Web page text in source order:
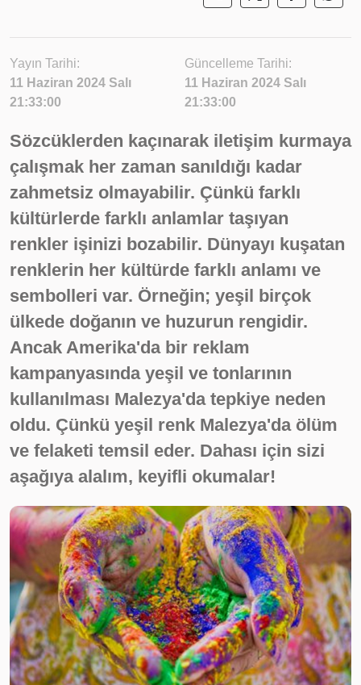
Yayın Tarihi:
11 Haziran 2024 Salı
21:33:00
Güncelleme Tarihi:
11 Haziran 2024 Salı
21:33:00
Sözcüklerden kaçınarak iletişim kurmaya
çalışmak her zaman sanıldığı kadar
zahmetsiz olmayabilir. Çünkü farklı
kültürlerde farklı anlamlar taşıyan
renkler işinizi bozabilir. Dünyayı kuşatan
renklerin her kültürde farklı anlamı ve
sembolleri var. Örneğin; yeşil birçok
ülkede doğanın ve huzurun rengidir.
Ancak Amerika'da bir reklam
kampanyasında yeşil ve tonlarının
kullanılması Malezya'da tepkiye neden
oldu. Çünkü yeşil renk Malezya'da ölüm
ve felaketi temsil eder. Dahası için sizi
aşağıya alalım, keyifli okumalar!